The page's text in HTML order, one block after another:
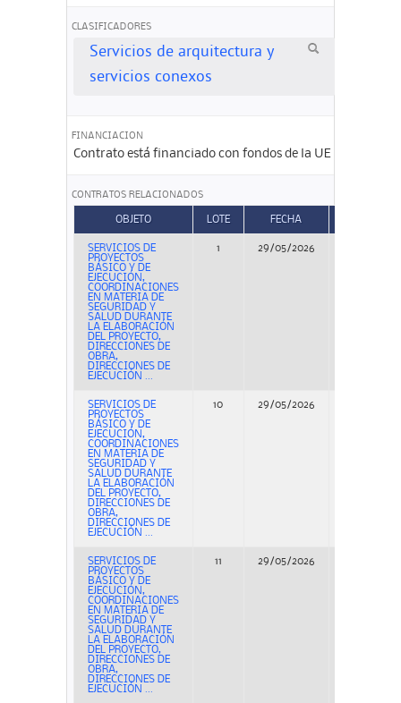
CLASIFICADORES
Servicios de arquitectura y
servicios conexos
FINANCIACION
Contrato está financiado con fondos de la UE
CONTRATOS RELACIONADOS
OBJETO LOTE FECHA
SERVICIOS DE
PROYECTOS
BÁSICO Y DE
EJECUCIÓN,
COORDINACIONES
EN MATERIA DE
SEGURIDAD Y
SALUD DURANTE
LA ELABORACIÓN
DEL PROYECTO,
DIRECCIONES DE
OBRA,
DIRECCIONES DE
EJECUCIÓN ...
1 29/05/2026
SERVICIOS DE
PROYECTOS
BÁSICO Y DE
EJECUCIÓN,
COORDINACIONES
EN MATERIA DE
SEGURIDAD Y
SALUD DURANTE
LA ELABORACIÓN
DEL PROYECTO,
DIRECCIONES DE
OBRA,
DIRECCIONES DE
EJECUCIÓN ...
10 29/05/2026
SERVICIOS DE
PROYECTOS
BÁSICO Y DE
EJECUCIÓN,
COORDINACIONES
EN MATERIA DE
SEGURIDAD Y
SALUD DURANTE
LA ELABORACIÓN
DEL PROYECTO,
DIRECCIONES DE
OBRA,
DIRECCIONES DE
EJECUCIÓN ...
11 29/05/2026